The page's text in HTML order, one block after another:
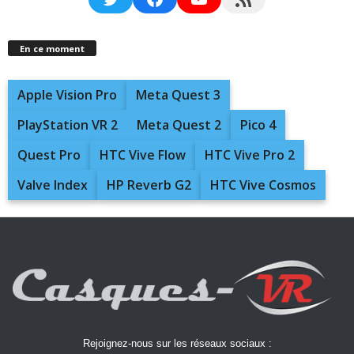
En ce moment
Apple Vision Pro
Meta Quest 3
PlayStation VR 2
Meta Quest 2
Pico 4
Quest Pro
HTC Vive Flow
HTC Vive Pro 2
Valve Index
HP Reverb G2 HTC Vive Cosmos
Rejoignez-nous sur les réseaux sociaux :